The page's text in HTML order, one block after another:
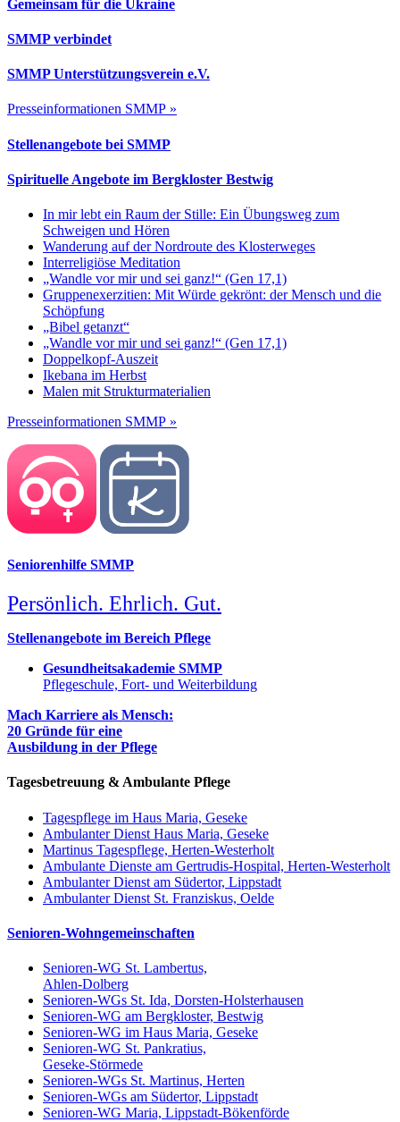
Gemeinsam für die Ukraine
SMMP verbindet
SMMP Unterstützungsverein e.V.
Presseinformationen SMMP »
Stellenangebote bei SMMP
Spirituelle Angebote im Bergkloster Bestwig
In mir lebt ein Raum der Stille: Ein Übungsweg zum
Schweigen und Hören
Wanderung auf der Nordroute des Klosterweges
Interreligiöse Meditation
„Wandle vor mir und sei ganz!“ (Gen 17,1)
Gruppenexerzitien: Mit Würde gekrönt: der Mensch und die
Schöpfung
„Bibel getanzt“
„Wandle vor mir und sei ganz!“ (Gen 17,1)
Doppelkopf-Auszeit
Ikebana im Herbst
Malen mit Strukturmaterialien
Presseinformationen SMMP »
Seniorenhilfe SMMP
Persönlich. Ehrlich. Gut.
Stellenangebote im Bereich Pflege
Gesundheitsakademie SMMP
Pflegeschule, Fort- und Weiterbildung
Mach Karriere als Mensch:
20 Gründe für eine
Ausbildung in der Pflege
Tagesbetreuung & Ambulante Pflege
Tagespflege im Haus Maria, Geseke
Ambulanter Dienst Haus Maria, Geseke
Martinus Tagespflege, Herten-Westerholt
Ambulante Dienste am Gertrudis-Hospital, Herten-Westerholt
Ambulanter Dienst am Südertor, Lippstadt
Ambulanter Dienst St. Franziskus, Oelde
Senioren-Wohngemeinschaften
Senioren-WG St. Lambertus,
Ahlen-Dolberg
Senioren-WGs St. Ida, Dorsten-Holsterhausen
Senioren-WG am Bergkloster, Bestwig
Senioren-WG im Haus Maria, Geseke
Senioren-WG St. Pankratius,
Geseke-Störmede
Senioren-WGs St. Martinus, Herten
Senioren-WGs am Südertor, Lippstadt
Senioren-WG Maria, Lippstadt-Bökenförde